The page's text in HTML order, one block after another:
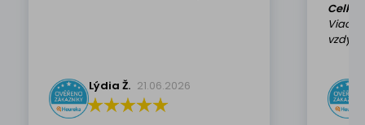
Lýdia Ž. 21.06.2026
vzdy k